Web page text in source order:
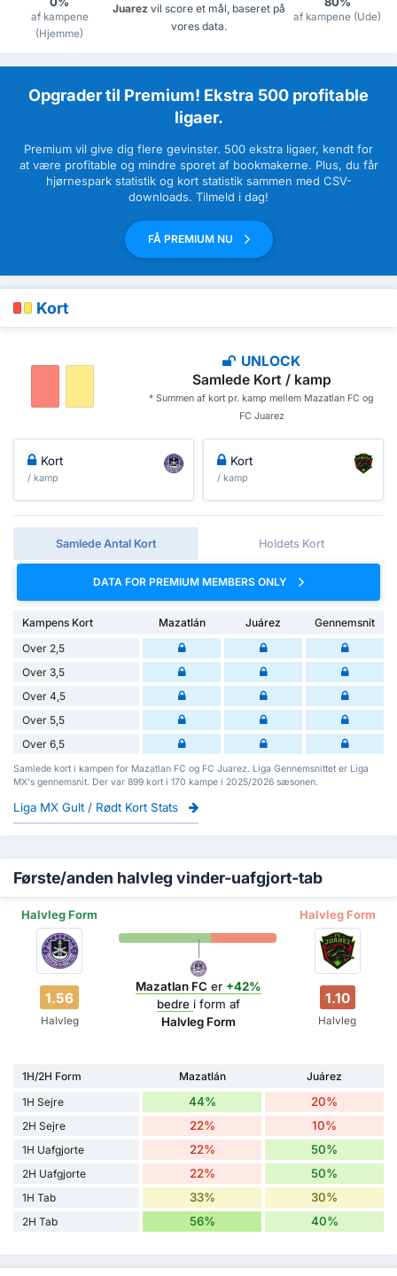
af kampene
(Hjemme)
Juarezvil score et mål, baseret på
vores data.
af kampene (Ude)
Opgrader til Premium! Ekstra 500 profitable
ligaer.
Premium vil give dig flere gevinster. 500 ekstra ligaer, kendt for
at være profitable og mindre sporet af bookmakerne. Plus, du får
hjørnespark statistik og kort statistik sammen med CSV-
downloads. Tilmeld i dag!
FÅ PREMIUM NU
Kort
UNLOCK
Samlede Kort / kamp
* Summen af ​​kort pr. kamp mellem Mazatlan FC og
FC Juarez
Kort
/ kamp
Kort
/ kamp
Samlede Antal Kort Holdets Kort
DATA FOR PREMIUM MEMBERS ONLY
Kampens Kort Mazatlán Juárez
Gennemsnit
Over 2,5
Over 3,5
Over 4,5
Over 5,5
Over 6,5
Samlede kort i kampen for Mazatlan FC og FC Juarez. Liga Gennemsnittet er Liga
MX's gennemsnit. Der var 899 kort i 170 kampe i 2025/2026 sæsonen.
Liga MX Gult / Rødt Kort Stats
Første/anden halvleg vinder-uafgjort-tab
Halvleg Form Halvleg Form
1.56
Halvleg
Mazatlan FC er +42%
bedre i form af
Halvleg Form
1.10
Halvleg
1H/2H Form Mazatlán
Juárez
1H Sejre
44% 20%
2H Sejre 22% 10%
1H Uafgjorte 22% 50%
2H Uafgjorte 22% 50%
1H Tab 33% 30%
2H Tab 56% 40%